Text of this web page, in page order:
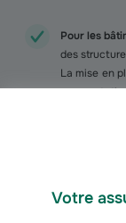
Votre
Pour les
des
La mise en